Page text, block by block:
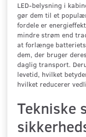
LED-belysning i
gør dem til et
fordele er
mindre strøm end
at forlænge
dem, der bruger
daglig transport.
levetid, hvilket
hvilket reducerer
Tekniske